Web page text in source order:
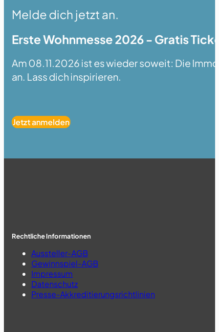
Melde dich jetzt an.
Erste Wohnmesse 2026 - Gratis
Am 08.11.2026 ist es wieder soweit: Die
an. Lass dich inspirieren.
Jetzt anmelden
Rechtliche Informationen
Aussteller-AGB
Gewinnspiel-AGB
Impressum
Datenschutz
Presse-Akkreditierungsrichtlinien